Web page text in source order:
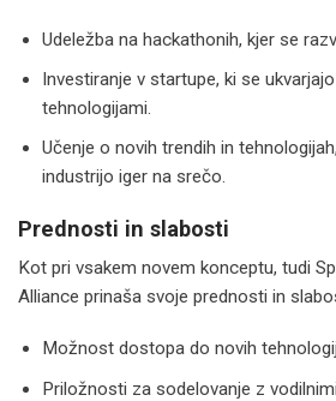
Udeležba na hackathonih, kjer se
Investiranje v startupe, ki se
tehnologijami.
Učenje o novih trendih in
industrijo iger na srečo.
Prednosti in slabosti
Kot pri vsakem novem konceptu, tudi
Alliance prinaša svoje prednosti in
Možnost dostopa do novih
Priložnosti za sodelovanje z